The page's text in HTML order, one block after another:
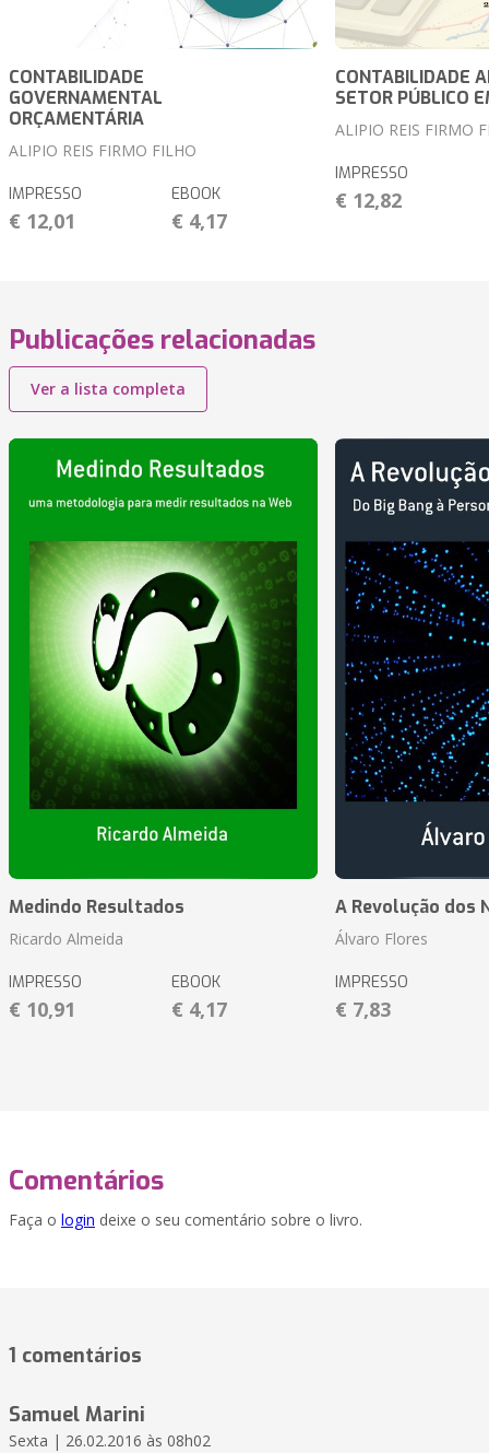
CONTABILIDADE
GOVERNAMENTAL
ORÇAMENTÁRIA
ALIPIO REIS FIRMO FILHO
IMPRESSO
€ 12,01
EBOOK
€ 4,17
CONTABILIDADE
SETOR PÚBLICO
ALIPIO REIS FIRMO
IMPRESSO
€ 12,82
Publicações relacionadas
Ver a lista completa
Medindo Resultados
Ricardo Almeida
IMPRESSO
€ 10,91
EBOOK
€ 4,17
A Revolução dos
Álvaro Flores
IMPRESSO
€ 7,83
Comentários
Faça o login deixe o seu comentário sobre o livro.
1 comentários
Samuel Marini
Sexta | 26.02.2016 às 08h02